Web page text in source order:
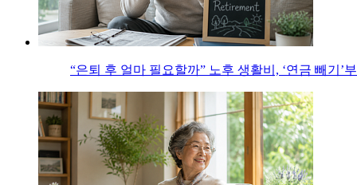
“은퇴 후 얼마 필요할까” 노후 생활비, ‘연금 빼기’